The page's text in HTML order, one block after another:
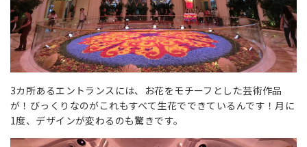
3カ所あるエントランスには、お花をモチーフとした芸術作品
が！びっくりなのがこれもすべて生花でできているんです！月に
1度、デザインが変わるのも驚きです。